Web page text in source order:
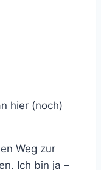
hier (noch)
Weg zur
Ich bin ja –